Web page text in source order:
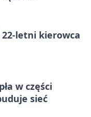
22-letni kierowca
w części
sieć